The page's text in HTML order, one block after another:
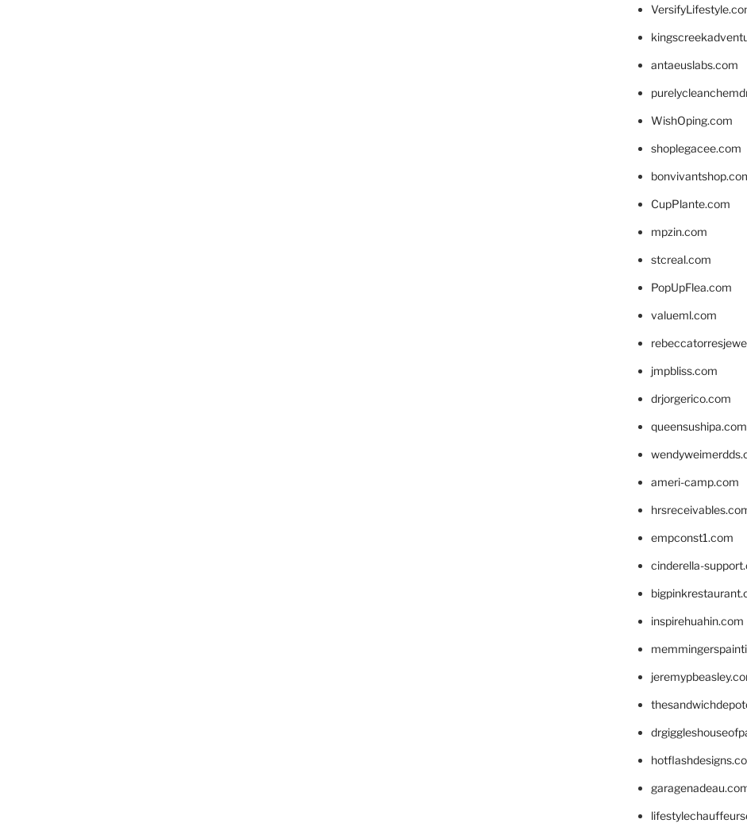
antaeuslabs.com
WishOping.com
shoplegacee.com
CupPlante.com
mpzin.com
stcreal.com
PopUpFlea.com
valueml.com
jmpbliss.com
drjorgerico.com
queensushipa.com
ameri-camp.com
empconst1.com
cinderella-
inspirehuahin.com